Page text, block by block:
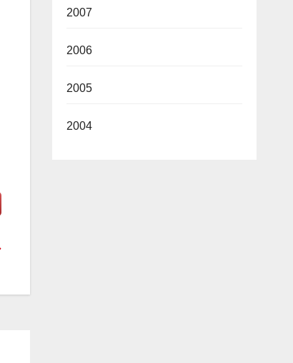
2007
2006
2005
2004